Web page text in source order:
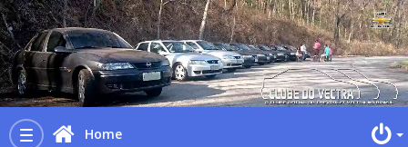
Toggle
Home